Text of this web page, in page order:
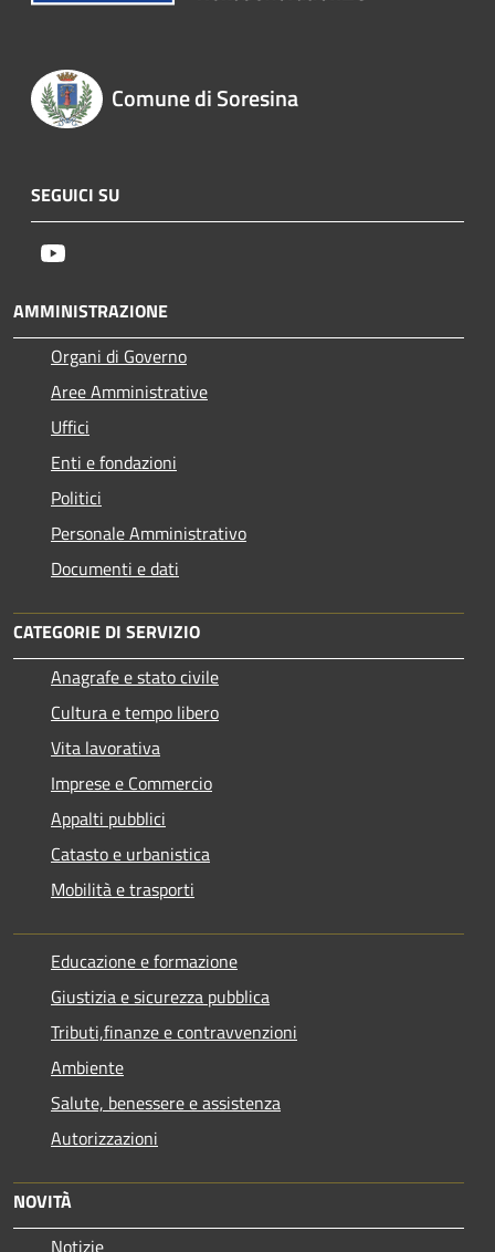
Comune di Soresina
SEGUICI SU
AMMINISTRAZIONE
Organi di Governo
Aree Amministrative
Uffici
Enti e fondazioni
Politici
Personale Amministrativo
Documenti e dati
CATEGORIE DI SERVIZIO
Anagrafe e stato civile
Cultura e tempo libero
Vita lavorativa
Imprese e Commercio
Appalti pubblici
Catasto e urbanistica
Mobilità e trasporti
Educazione e formazione
Giustizia e sicurezza pubblica
Tributi,finanze e contravvenzioni
Ambiente
Salute, benessere e assistenza
Autorizzazioni
NOVITÀ